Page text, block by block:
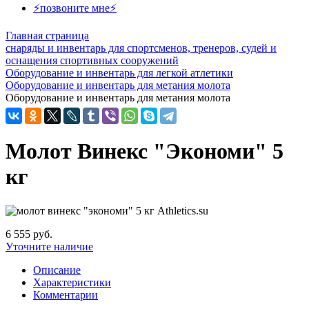
⚡позвоните мне⚡
Главная страница
снаряды и инвентарь для спортсменов, тренеров, судей и
оснащения спортивных сооружений
Оборудование и инвентарь для легкой атлетики
Оборудование и инвентарь для метания молота
Оборудование и инвентарь для метания молота
Молот Винекс "Экономи" 5
кг
6 555 руб.
Уточните наличие
Описание
Характеристики
Комментарии